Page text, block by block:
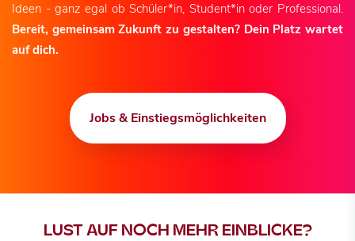
Ideen - ganz egal ob Schüler*in, Student*in oder Professional.
Bereit, gemeinsam Zukunft zu gestalten? Dein Platz wartet
auf dich.
Jobs & Einstiegsmöglichkeiten
LUST AUF NOCH MEHR EINBLICKE?